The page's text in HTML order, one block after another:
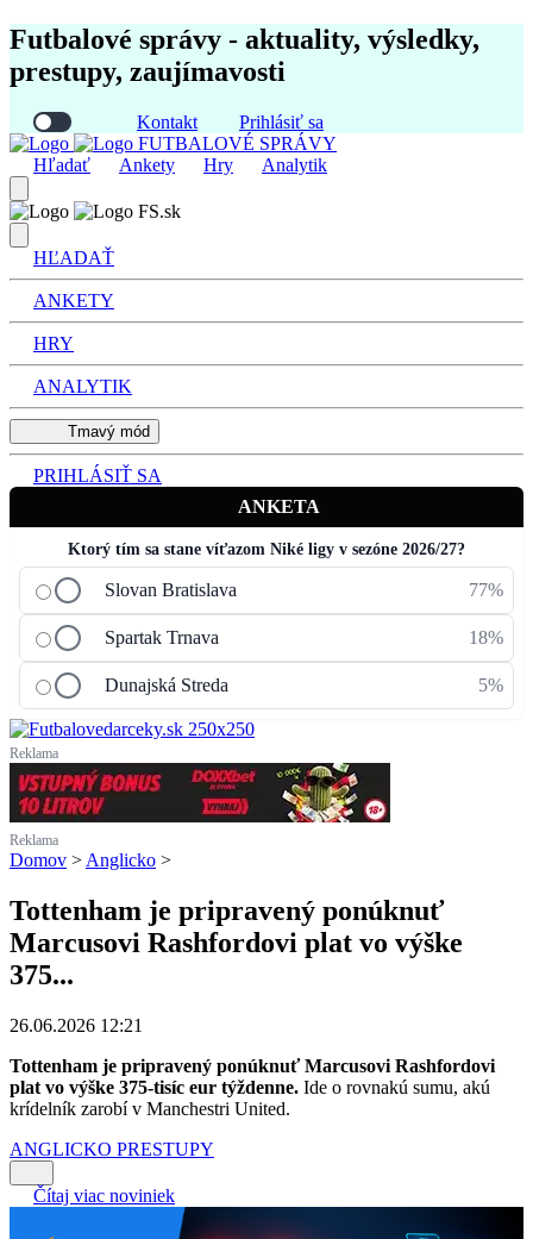
Futbalové správy - aktuality, výsledky,
prestupy, zaujímavosti
Kontakt
Prihlásiť sa
FUTBALOVÉ SPRÁVY
Hľadať
Ankety Hry Analytik
FS.sk
HĽADAŤ
ANKETY
HRY
ANALYTIK
Tmavý mód
PRIHLÁSIŤ SA
ANKETA
Ktorý tím sa stane víťazom Niké ligy v sezóne 2026/27?
Slovan Bratislava 77%
Spartak Trnava 18%
Dunajská Streda 5%
Reklama
Reklama
Domov > Anglicko >
Tottenham je pripravený ponúknuť
Marcusovi Rashfordovi plat vo výške
375...
26.06.2026 12:21
Tottenham je pripravený ponúknuť Marcusovi Rashfordovi
plat vo výške 375-tisíc eur týždenne. Ide o rovnakú sumu, akú
krídelník zarobí v Manchestri United.
ANGLICKO PRESTUPY
Čítaj viac noviniek